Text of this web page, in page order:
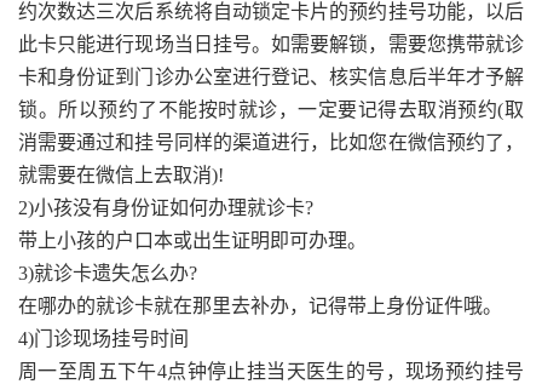
约次数达三次后系统将自动锁定卡片的预约挂号功能，以后
此卡只能进行现场当日挂号。如需要解锁，需要您携带就诊
卡和身份证到门诊办公室进行登记、核实信息后半年才予解
锁。所以预约了不能按时就诊，一定要记得去取消预约(取
消需要通过和挂号同样的渠道进行，比如您在微信预约了，
就需要在微信上去取消)!
2)小孩没有身份证如何办理就诊卡?
带上小孩的户口本或出生证明即可办理。
3)就诊卡遗失怎么办?
在哪办的就诊卡就在那里去补办，记得带上身份证件哦。
4)门诊现场挂号时间
周一至周五下午4点钟停止挂当天医生的号，现场预约挂号